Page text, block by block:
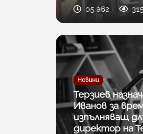
05 авг
Новини
Терзиев
Иванов за
изпълняващ
директор на